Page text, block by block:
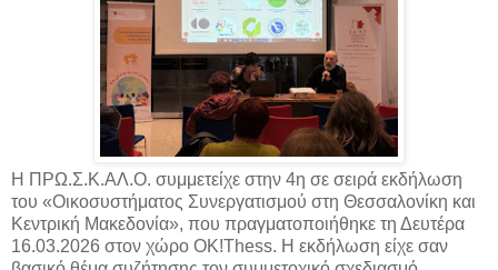
Η ΠΡΩ.Σ.Κ.ΑΛ.Ο. συμμετείχε στην 4η σε σειρά εκδήλωση
του «Οικοσυστήματος Συνεργατισμού στη Θεσσαλονίκη και
Κεντρική Μακεδονία», που πραγματοποιήθηκε τη Δευτέρα
16.03.2026 στον χώρο OK!Thess. Η εκδήλωση είχε σαν